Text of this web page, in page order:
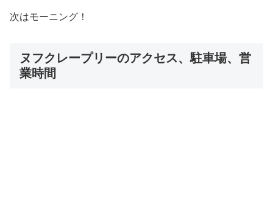
次はモーニング！
ヌフクレープリーのアクセス、駐車場、営
業時間